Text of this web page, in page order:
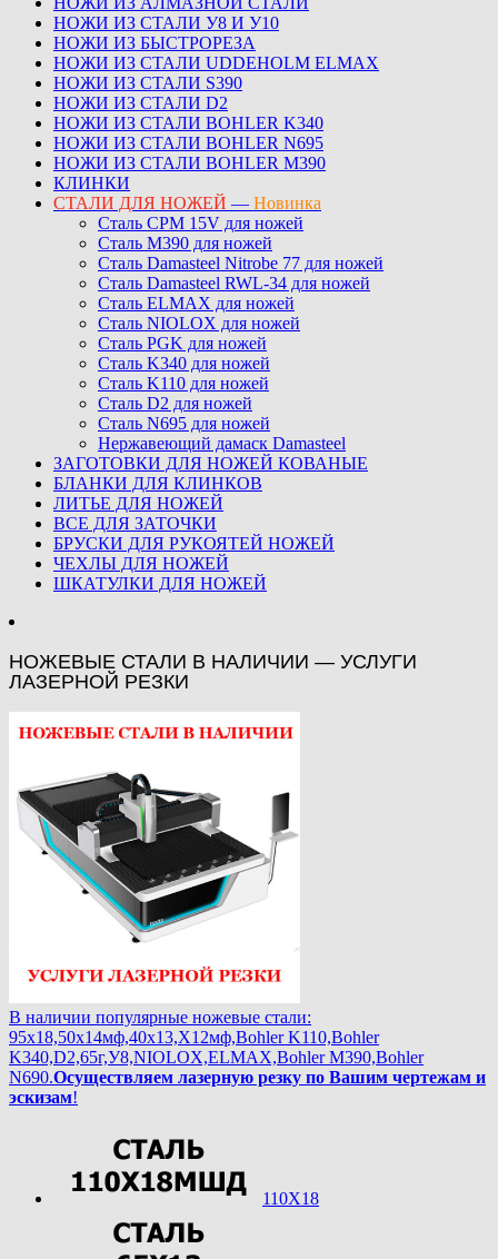
НОЖИ ИЗ СТАЛИ У8 И У10
НОЖИ ИЗ БЫСТРОРЕЗА
НОЖИ ИЗ СТАЛИ UDDEHOLM ELMAX
НОЖИ ИЗ СТАЛИ S390
НОЖИ ИЗ СТАЛИ D2
НОЖИ ИЗ СТАЛИ BOHLER K340
НОЖИ ИЗ СТАЛИ BOHLER N695
НОЖИ ИЗ СТАЛИ BOHLER M390
КЛИНКИ
СТАЛИ ДЛЯ НОЖЕЙ — Новинка
Сталь CPM 15V для ножей
Сталь M390 для ножей
Сталь Damasteel Nitrobe 77 для ножей
Сталь Damasteel RWL-34 для ножей
Сталь ELMAX для ножей
Сталь NIOLOX для ножей
Сталь PGK для ножей
Сталь K340 для ножей
Сталь K110 для ножей
Сталь D2 для ножей
Сталь N695 для ножей
Нержавеющий дамаск Damasteel
ЗАГОТОВКИ ДЛЯ НОЖЕЙ КОВАНЫЕ
БЛАНКИ ДЛЯ КЛИНКОВ
ЛИТЬЕ ДЛЯ НОЖЕЙ
ВСЕ ДЛЯ ЗАТОЧКИ
БРУСКИ ДЛЯ РУКОЯТЕЙ НОЖЕЙ
ЧЕХЛЫ ДЛЯ НОЖЕЙ
ШКАТУЛКИ ДЛЯ НОЖЕЙ
НОЖЕВЫЕ СТАЛИ В НАЛИЧИИ — УСЛУГИ
ЛАЗЕРНОЙ РЕЗКИ
В наличии популярные ножевые стали:
95х18,50х14мф,40х13,Х12мф,Bohler K110,Bohler
K340,D2,65г,У8,NIOLOX,ELMAX,Bohler М390,Bohler
N690.Осуществляем лазерную резку по Вашим чертежам и
эскизам!
110Х18